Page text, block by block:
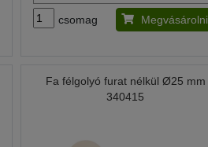
csomag Megvásárolni
Fa félgolyó furat nélkül Ø25 mm
340415